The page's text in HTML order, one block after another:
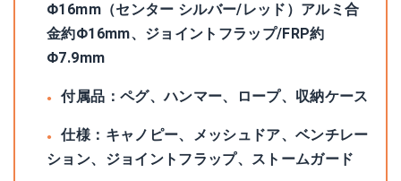
Φ16mm（センター シルバー/レッド）アルミ合
金約Φ16mm、ジョイントフラップ/FRP約
Φ7.9mm
付属品：ペグ、ハンマー、ロープ、収納ケース
仕様：キャノピー、メッシュドア、ベンチレー
ション、ジョイントフラップ、ストームガード